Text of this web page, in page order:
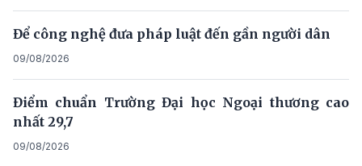
Để công nghệ đưa pháp luật đến gần người dân
09/08/2026
Điểm chuẩn Trường Đại học Ngoại thương cao
nhất 29,7
09/08/2026